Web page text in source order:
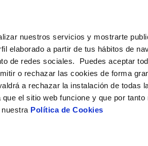
nuestros servicios y mostrarte
elaborado a partir de tus hábitos de
de redes sociales. Puedes aceptar
o rechazar las cookies de forma
a rechazar la instalación de todas
el sitio web funcione y que por tanto
Política de Cookies